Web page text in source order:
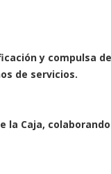
y compulsa
de servicios.
la Caja,